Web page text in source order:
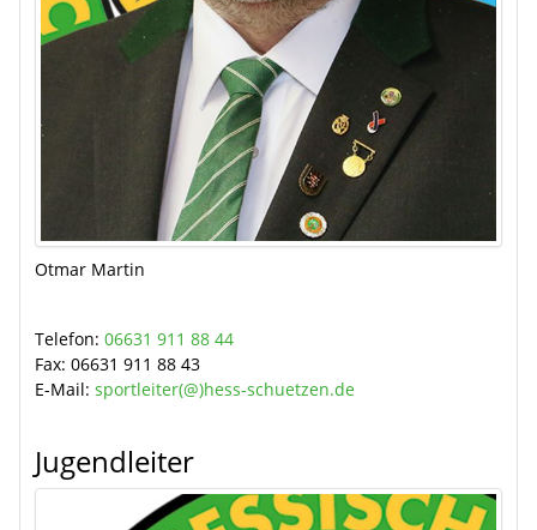
Otmar Martin
Telefon: 06631 911 88 44
Fax: 06631 911 88 43
E-Mail: sportleiter(@)hess-schuetzen.de
Jugendleiter